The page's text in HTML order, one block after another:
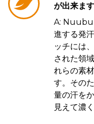
が出来ま
A: Nuubu
進する発
ッチには
された領
れらの素
す。その
量の汗を
見えて濃